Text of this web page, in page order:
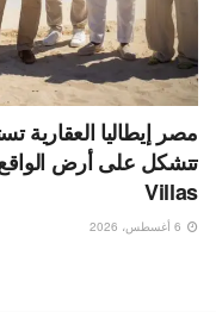
مصر إيطاليا
Villas